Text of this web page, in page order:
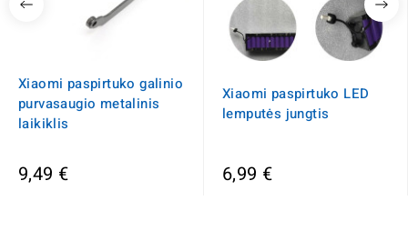
Xiaomi paspirtuko galinio
purvasaugio metalinis
laikiklis
9,49 €
Xiaomi paspirtuko LED
lemputės jungtis
6,99 €